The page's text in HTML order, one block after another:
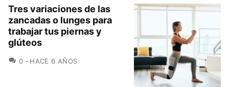
Tres variaciones de las
zancadas o lunges para
trabajar tus piernas y
glúteos
0 COMENTARIOS
HACE 6 AÑOS